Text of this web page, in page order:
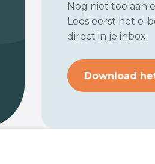
Nog niet toe aan
Lees eerst het e-
direct in je inbox.
Download